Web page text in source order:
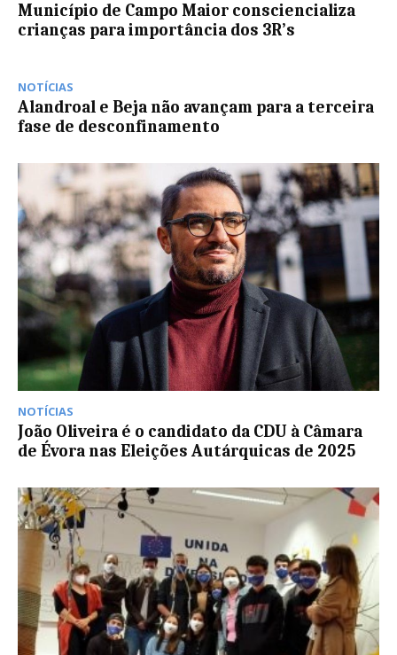
Município de Campo Maior consciencializa
crianças para importância dos 3R’s
NOTÍCIAS
Alandroal e Beja não avançam para a terceira
fase de desconfinamento
NOTÍCIAS
João Oliveira é o candidato da CDU à Câmara
de Évora nas Eleições Autárquicas de 2025